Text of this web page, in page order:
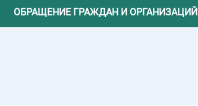
ОБРАЩЕНИЕ ГРАЖДАН И ОРГАНИЗАЦИЙ